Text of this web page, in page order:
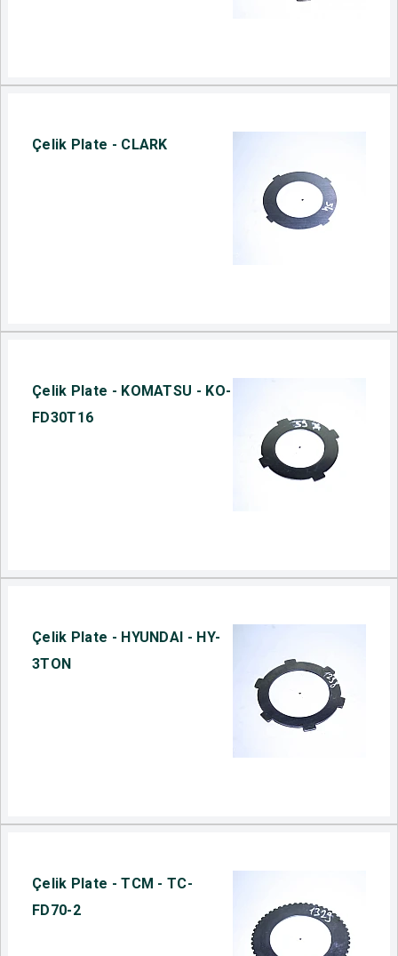
Çelik Plate - CLARK
Çelik Plate - KOMATSU - KO-
FD30T16
Çelik Plate - HYUNDAI - HY-
3TON
Çelik Plate - TCM - TC-
FD70-2